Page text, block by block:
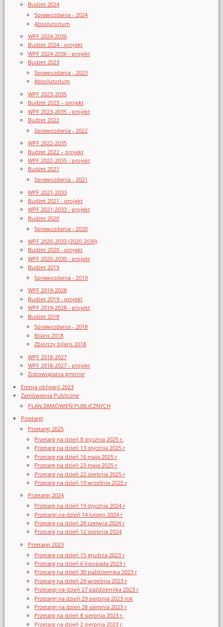
Budżet 2024
Sprawozdania - 2024
Absolutorium
WPF 2024-2036
Budżet 2024 - projekt
WPF 2024-2036 - projekt
Budżet 2023
Sprawozdania - 2023
Absolutorium
WPF 2023-2035
Budżet 2023 – projekt
WPF 2023-2035 - projekt
Budżet 2022
Sprawozdania - 2022
WPF 2022-2035
Budżet 2022 – projekt
WPF 2022-2035 - projekt
Budżet 2021
Sprawozdania - 2021
WPF 2021-2033
Budżet 2021 - projekt
WPF 2021-2033 - projekt
Budżet 2020
Sprawozdania - 2020
WPF 2020-2033 (2020-2030)
Budżet 2020 - projekt
WPF 2020-2030 - projekt
Budżet 2019
Sprawozdania - 2019
WPF 2019-2028
Budżet 2019 - projekt
WPF 2019-2028 - projekt
Budżet 2018
Sprawozdania - 2018
Bilans 2018
Zbiorczy bilans 2018
WPF 2018-2027
WPF 2018-2027 - projekt
Zobowiązania gminne
Emisja obligacji 2023
Zamówienia Publiczne
PLAN ZAMÓWIEŃ PUBLICZNYCH
Przetargi
Przetargi 2025
Przetarg na dzień 8 stycznia 2025 r.
Przetarg na dzień 13 stycznia 2025 r
Przetarg na dzień 16 maja 2025 r
Przetarg na dzień 23 maja 2025 r
Przetarg na dzień 22 sierpnia 2025 r
Przetarg na dzień 19 września 2025 r
Przetargi 2024
Przetarg na dzień 19 stycznia 2024 r
Przetargi na dzień 14 lutego 2024 r
Przetarg na dzień 28 czerwca 2024 r
Przetarg na dzień 12 sierpnia 2024
Przetargi 2023
Przetarg na dzień 15 grudnia 2023 r
Przetarg na dzień 6 listopada 2023 r
Przetarg na dzień 30 października 2023 r
Przetarg na dzień 29 września 2023 r
Przetargi na dzień 27 października 2023 r
Przetargi na dzień 29 sierpnia 2023 rok
Przetargi na dzień 28 sierpnia 2023 r
Przetarg na dzień 8 sierpnia 2023 r.
Przetarg na dzień 2 sierpnia 2023 r.